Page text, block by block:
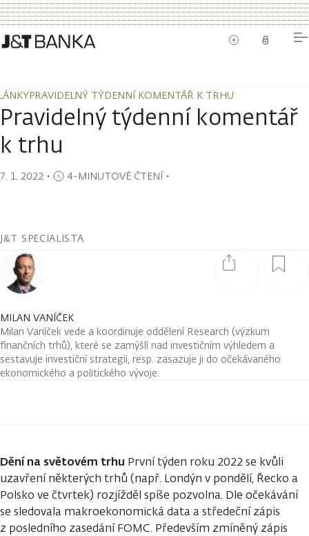
PRAVIDELNÝ TÝDENNÍ KOMENTÁŘ K TRHU
PRAVIDELNÝ TÝDENNÍ KOMENTÁŘ K TRHU
Pravidelný týdenní komentář
k trhu
7. 1. 2022 ・ 4-MINUTOVÉ ČTENÍ・
J&T SPECIALISTA
MILAN VANÍČEK
Milan Vaníček vede a koordinuje oddělení Research (výzkum
finančních trhů), které se zamýšlí nad investičním výhledem a
sestavuje investiční strategii, resp. zasazuje ji do očekávaného
ekonomického a politického vývoje.
Dění na světovém trhu První týden roku 2022 se kvůli
uzavření některých trhů (např. Londýn v pondělí, Řecko a
Polsko ve čtvrtek) rozjížděl spíše pozvolna. Dle očekávání
se sledovala makroekonomická data a středeční zápis
z posledního zasedání FOMC. Především zmíněný zápis